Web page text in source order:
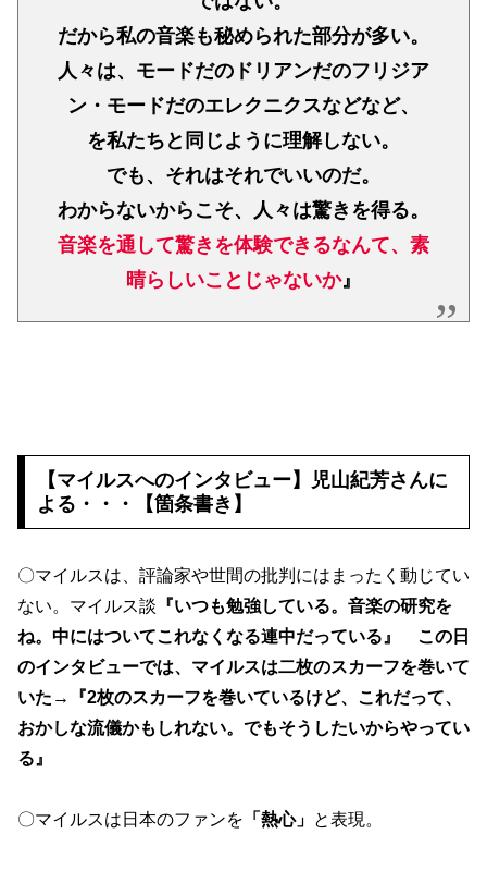
だから私の音楽も秘められた部分が多い。
人々は、モードだのドリアンだのフリジア
ン・モードだのエレクニクスなどなど、
を私たちと同じように理解しない。
でも、それはそれでいいのだ。
わからないからこそ、人々は驚きを得る。
音楽を通して驚きを体験できるなんて、素
晴らしいことじゃないか』
【マイルスへのインタビュー】児山紀芳さんに
よる・・・【箇条書き】
〇マイルスは、評論家や世間の批判にはまったく動じてい
ない。マイルス談 『いつも勉強している。音楽の研究を
ね。中にはついてこれなくなる連中だっている』 この日
のインタビューでは、マイルスは二枚のスカーフを巻いて
いた→『2枚のスカーフを巻いているけど、これだって、
おかしな流儀かもしれない。でもそうしたいからやってい
る』
〇マイルスは日本のファンを 「熱心」 と表現。